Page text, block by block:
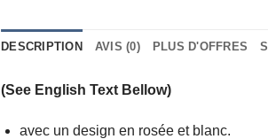
DESCRIPTION AVIS (0) PLUS D'OFFRES
(See English Text Bellow)
avec un design en rosée et blanc.